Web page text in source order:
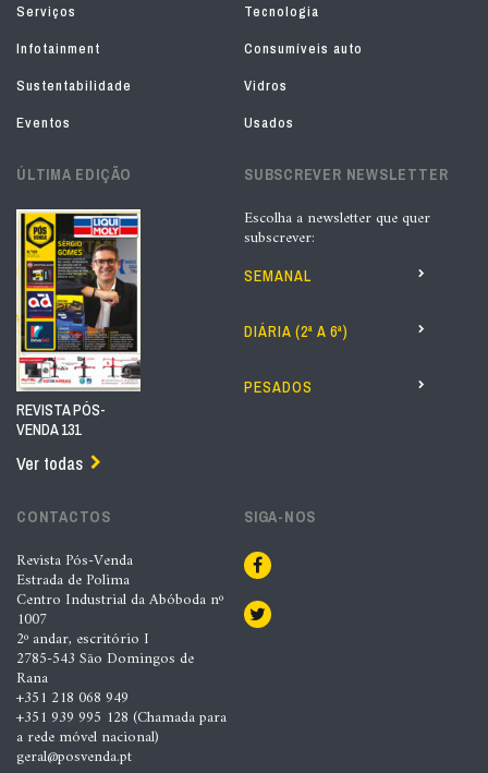
Serviços
Tecnologia
Infotainment
Consumíveis auto
Sustentabilidade
Vidros
Eventos
Usados
ÚLTIMA EDIÇÃO
REVISTA PÓS-
VENDA 131
Ver todas
SUBSCREVER NEWSLETTER
Escolha a newsletter que quer
subscrever:
SEMANAL
DIÁRIA (2ª A 6ª)
PESADOS
CONTACTOS
Revista Pós-Venda
Estrada de Polima
Centro Industrial da Abóboda nº
1007
2º andar, escritório I
2785-543 São Domingos de
Rana
+351 218 068 949
+351 939 995 128 (Chamada para
a rede móvel nacional)
geral@posvenda.pt
SIGA-NOS